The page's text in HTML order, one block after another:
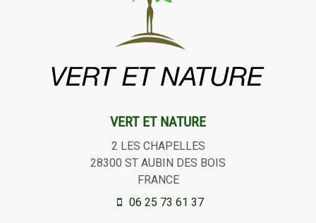
VERT ET NATURE
2 LES CHAPELLES
28300 ST AUBIN DES BOIS
FRANCE
06 25 73 61 37